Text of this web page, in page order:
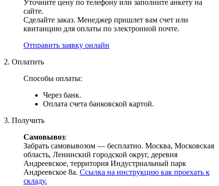
Уточните цену по телефону или заполните анкету на
сайте.
Сделайте заказ. Менеджер пришлет вам счет или
квитанцию для оплаты по электронной почте.
Отправить заявку онлайн
2. Оплатить
Способы оплаты:
Через банк.
Оплата счета банковской картой.
3. Получить
Самовывоз:
Забрать самовывозом — бесплатно. Москва, Московская
область, Ленинский городской округ, деревня
Андреевское, территория Индустриальный парк
Андреевское 8а. Ссылка на инструкцию как проехать к
складу.